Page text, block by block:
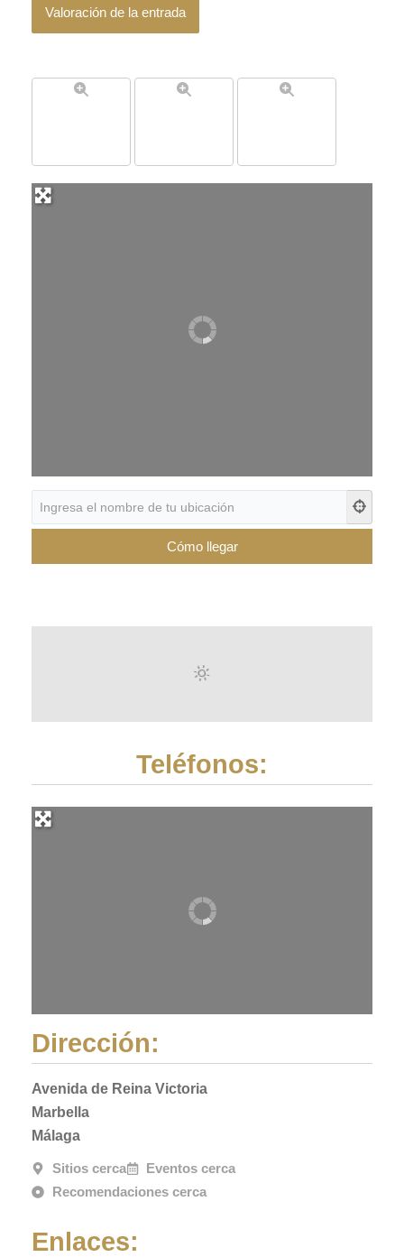
Teléfonos:
Dirección:
Avenida de Reina Victoria
Marbella
Málaga
Sitios cerca
Eventos cerca
Recomendaciones cerca
Enlaces: